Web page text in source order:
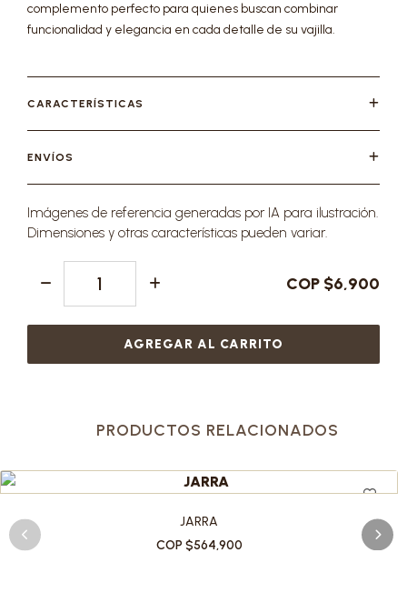
complemento perfecto para quienes buscan combinar
funcionalidad y elegancia en cada detalle de su vajilla.
CARACTERÍSTICAS
ENVÍOS
Imágenes de referencia generadas por IA para ilustración.
Dimensiones y otras características pueden variar.
COP $6,900
AGREGAR AL CARRITO
PRODUCTOS RELACIONADOS
JARRA
COP $564,900